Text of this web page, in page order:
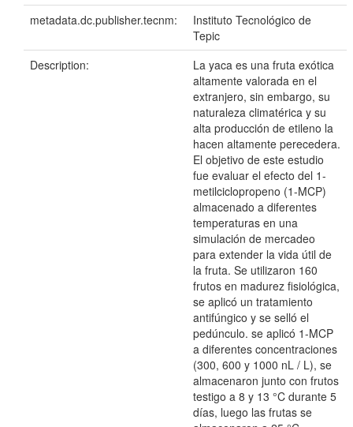
metadata.dc.publisher.tecnm:
Instituto Tecnológico de
Tepic
Description:
La yaca es una fruta exótica
altamente valorada en el
extranjero, sin embargo, su
naturaleza climatérica y su
alta producción de etileno la
hacen altamente perecedera.
El objetivo de este estudio
fue evaluar el efecto del 1-
metilciclopropeno (1-MCP)
almacenado a diferentes
temperaturas en una
simulación de mercadeo
para extender la vida útil de
la fruta. Se utilizaron 160
frutos en madurez fisiológica,
se aplicó un tratamiento
antifúngico y se selló el
pedúnculo. se aplicó 1-MCP
a diferentes concentraciones
(300, 600 y 1000 nL / L), se
almacenaron junto con frutos
testigo a 8 y 13 °C durante 5
días, luego las frutas se